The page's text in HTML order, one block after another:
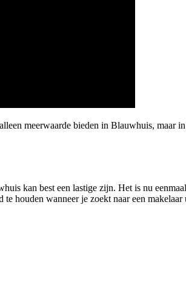
meerwaarde bieden in Blauwhuis,
kan best een lastige zijn. Het is nu
houden wanneer je zoekt naar een